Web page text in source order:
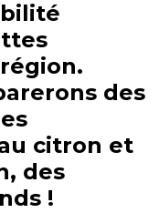
des
citron et
des
!